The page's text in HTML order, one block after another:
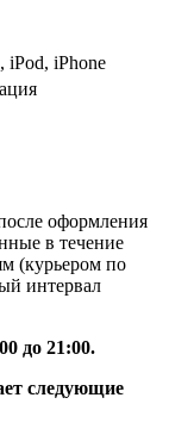
iPod, iPhone
оформления
в течение
(курьером по
интервал
до 21:00.
следующие